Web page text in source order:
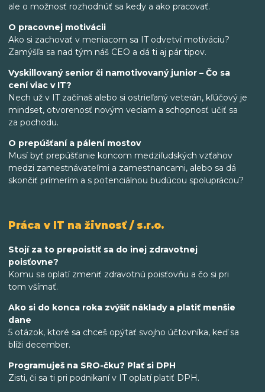
ale o možnosť rozhodnúť sa kedy a ako pracovať.
O pracovnej motivácii
Ako si zachovať v meniacom sa IT odvetví motiváciu?
Zamýšľa sa nad tým náš CEO a dá ti aj pár tipov.
Vyskillovaný senior či namotivovaný junior – Čo sa
cení viac v IT?
Nech už v IT začínaš alebo si ostrieľaný veterán, kľúčový je
mindset, otvorenosť novým veciam a schopnosť učiť sa
za pochodu.
O prepúšťaní a pálení mostov
Musí byť prepúšťanie koncom medziľudských vzťahov
medzi zamestnávateľmi a zamestnancami, alebo sa dá
skončiť prímerím a s potenciálnou budúcou spoluprácou?
Práca v IT na živnosť / s.r.o.
Stojí za to prepoistiť sa do inej zdravotnej
poisťovne?
Komu sa oplatí zmeniť zdravotnú poisťovňu a čo si pri
tom všímať.
Ako si do konca roka zvýšiť náklady a platiť menšie
dane
5 otázok, ktoré sa chceš opýtať svojho účtovníka, keď sa
blíži december.
Programuješ na SRO-čku? Plať si DPH
Zisti, či sa ti pri podnikaní v IT oplatí platiť DPH.